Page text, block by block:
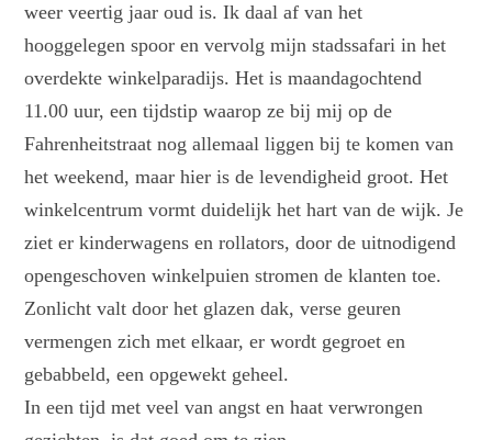
weer veertig jaar oud is. Ik daal af van het
hooggelegen spoor en vervolg mijn stadssafari in het
overdekte winkelparadijs. Het is maandagochtend
11.00 uur, een tijdstip waarop ze bij mij op de
Fahrenheitstraat nog allemaal liggen bij te komen van
het weekend, maar hier is de levendigheid groot. Het
winkelcentrum vormt duidelijk het hart van de wijk. Je
ziet er kinderwagens en rollators, door de uitnodigend
opengeschoven winkelpuien stromen de klanten toe.
Zonlicht valt door het glazen dak, verse geuren
vermengen zich met elkaar, er wordt gegroet en
gebabbeld, een opgewekt geheel.
In een tijd met veel van angst en haat verwrongen